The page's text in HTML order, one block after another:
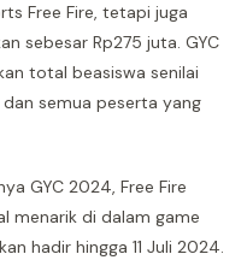
Free Fire, tetapi juga
sebesar Rp275 juta. GYC
total beasiswa senilai
dan semua peserta yang
GYC 2024, Free Fire
menarik di dalam game
hadir hingga 11 Juli 2024.